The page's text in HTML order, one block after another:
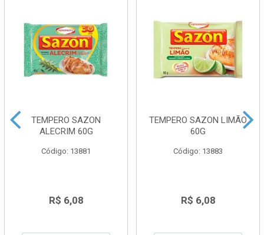
TEMPERO SAZON
ALECRIM 60G
Código: 13881
R$ 6,08
TEMPERO SAZON LIMÃO
60G
Código: 13883
R$ 6,08